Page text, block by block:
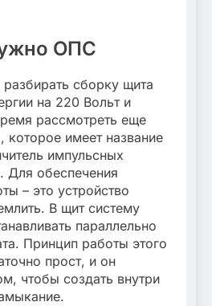
ОПС
сборку щита
на 220 Вольт и
рассмотреть еще
которое имеет название
импульсных
Для обеспечения
– это устройство
В щит систему
параллельно
Принцип работы этого
прост, и он
чтобы создать внутри